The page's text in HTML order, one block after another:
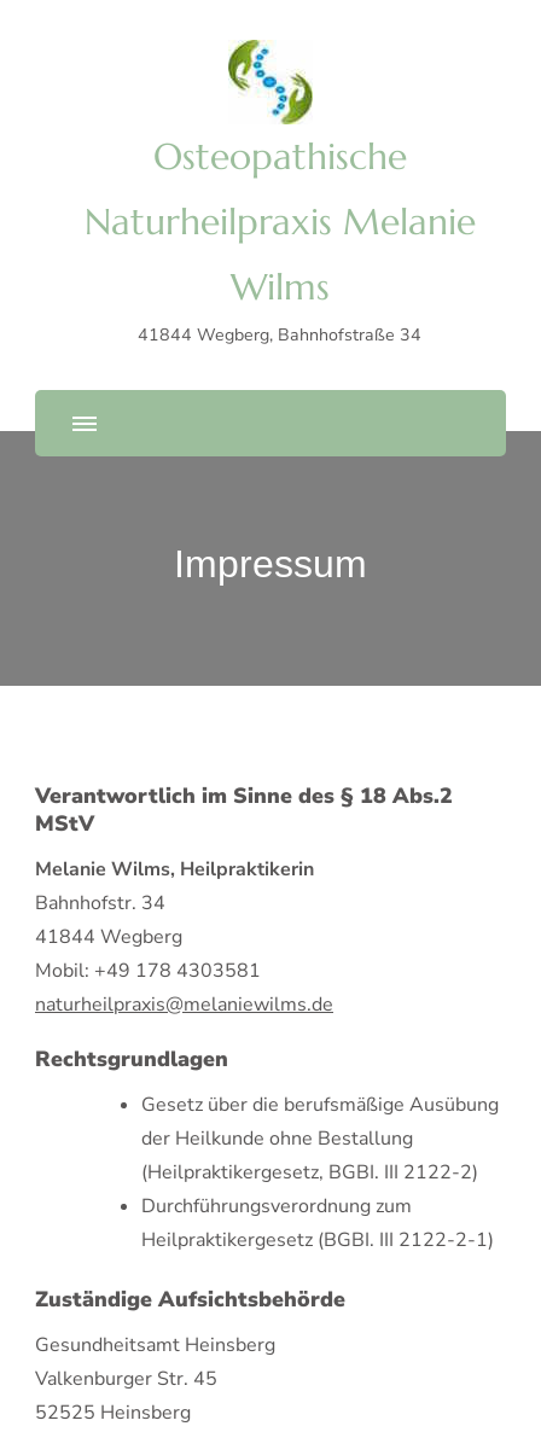
Osteopathische
Naturheilpraxis Melanie
Wilms
41844 Wegberg, Bahnhofstraße 34
Impressum
Verantwortlich im Sinne des § 18 Abs.2
MStV
Melanie Wilms, Heilpraktikerin
Bahnhofstr. 34
41844 Wegberg
Mobil: +49 178 4303581
naturheilpraxis@melaniewilms.de
Rechtsgrundlagen
Gesetz über die berufsmäßige Ausübung
der Heilkunde ohne Bestallung
(Heilpraktikergesetz, BGBI. III 2122-2)
Durchführungsverordnung zum
Heilpraktikergesetz (BGBI. III 2122-2-1)
Zuständige Aufsichtsbehörde
Gesundheitsamt Heinsberg
Valkenburger Str. 45
52525 Heinsberg